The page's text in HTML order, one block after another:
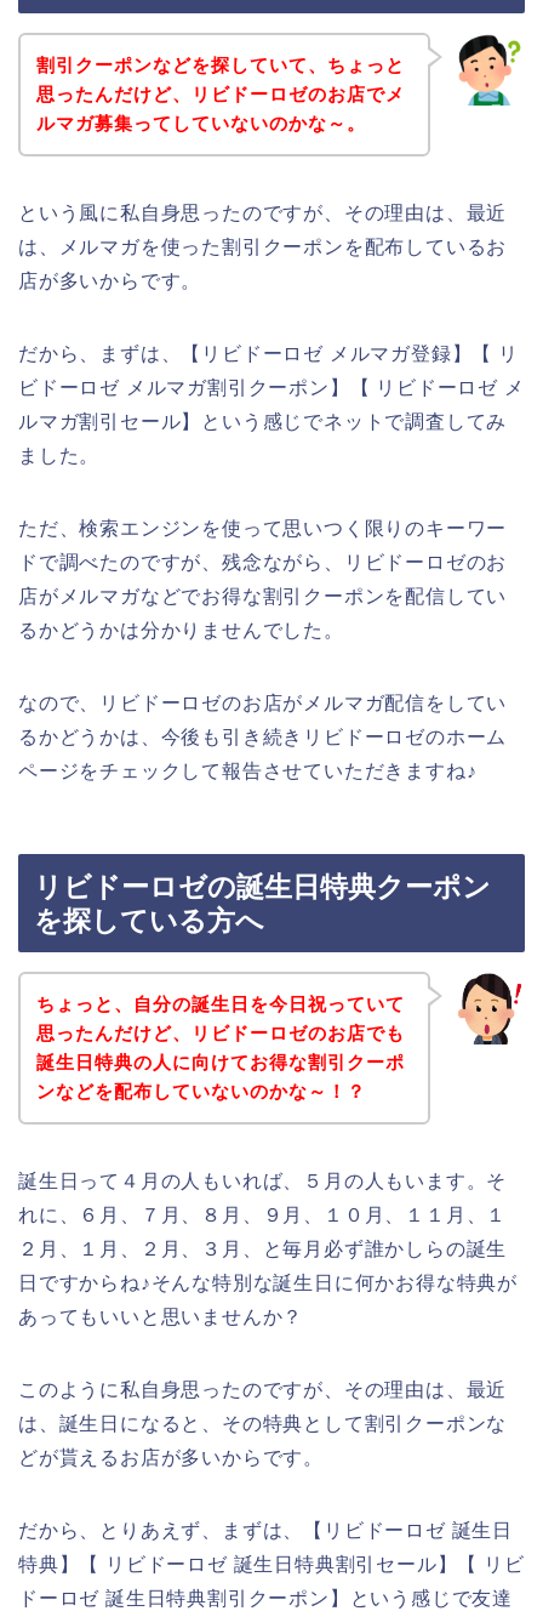
割引クーポンなどを探していて、ちょっと
思ったんだけど、リビドーロゼのお店でメ
ルマガ募集ってしていないのかな～。
という風に私自身思ったのですが、その理由は、最近
は、メルマガを使った割引クーポンを配布しているお
店が多いからです。
だから、まずは、【リビドーロゼ メルマガ登録】【 リ
ビドーロゼ メルマガ割引クーポン】【 リビドーロゼ メ
ルマガ割引セール】という感じでネットで調査してみ
ました。
ただ、検索エンジンを使って思いつく限りのキーワー
ドで調べたのですが、残念ながら、リビドーロゼのお
店がメルマガなどでお得な割引クーポンを配信してい
るかどうかは分かりませんでした。
なので、リビドーロゼのお店がメルマガ配信をしてい
るかどうかは、今後も引き続きリビドーロゼのホーム
ページをチェックして報告させていただきますね♪
リビドーロゼの誕生日特典クーポン
を探している方へ
ちょっと、自分の誕生日を今日祝っていて
思ったんだけど、リビドーロゼのお店でも
誕生日特典の人に向けてお得な割引クーポ
ンなどを配布していないのかな～！？
誕生日って４月の人もいれば、５月の人もいます。そ
れに、６月、７月、８月、９月、１０月、１１月、１
２月、１月、２月、３月、と毎月必ず誰かしらの誕生
日ですからね♪そんな特別な誕生日に何かお得な特典が
あってもいいと思いませんか？
このように私自身思ったのですが、その理由は、最近
は、誕生日になると、その特典として割引クーポンな
どが貰えるお店が多いからです。
だから、とりあえず、まずは、【リビドーロゼ 誕生日
特典】【 リビドーロゼ 誕生日特典割引セール】【 リビ
ドーロゼ 誕生日特典割引クーポン】という感じで友達